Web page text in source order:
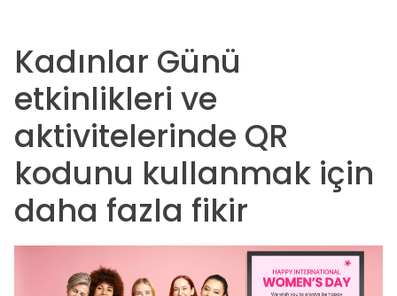
Kadınlar Günü
etkinlikleri ve
aktivitelerinde QR
kodunu kullanmak için
daha fazla fikir